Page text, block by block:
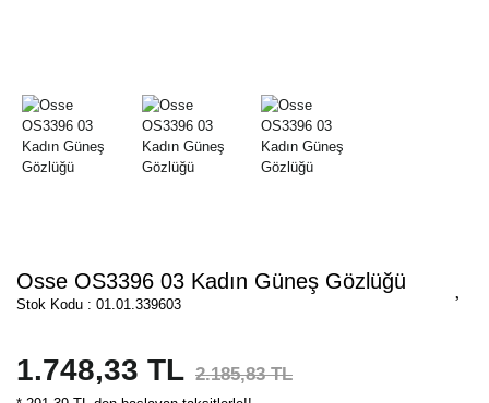
Osse OS3396 03 Kadın Güneş Gözlüğü
Stok Kodu : 01.01.339603
1.748,33 TL 2.185,83 TL